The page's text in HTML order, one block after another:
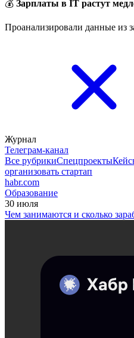
💰 Зарплаты в IT растут
Проанализировали данные из
Журнал
Телеграм-канал
Все рубрикиСпецпроекты
организовать стартап
habr.com
Образование
30 июля
Чем занимаются и сколько